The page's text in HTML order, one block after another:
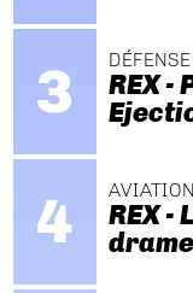
DÉFENSE
REX -
REX -
drame